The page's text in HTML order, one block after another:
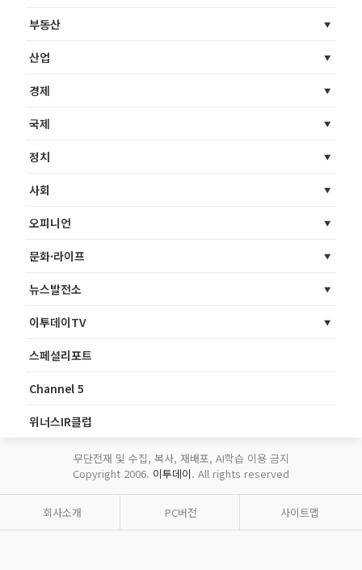
부동산
산업
경제
국제
정치
사회
오피니언
문화·라이프
뉴스발전소
이투데이TV
스페셜리포트
Channel 5
위너스IR클럽
무단전재 및 수집, 복사, 재배포, AI학습 이용 금지
Copyright 2006. 이투데이. All rights reserved
회사소개 PC버전 사이트맵